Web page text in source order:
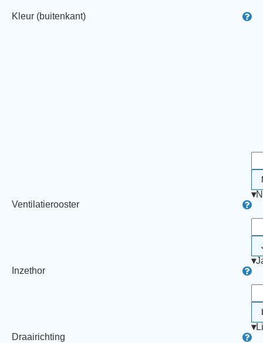
Kleur (buitenkant)
Ventilatierooster
▾
Inzethor
▾
Draairichting
▾